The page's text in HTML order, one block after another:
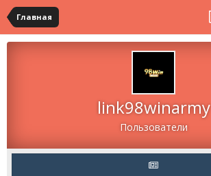
Главная
link98winarmy
Пользователи